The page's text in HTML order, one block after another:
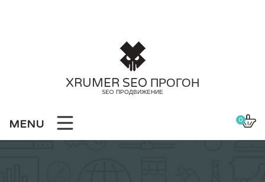
XRUMER SEO ПРОГОН
SEO ПРОДВИЖЕНИЕ
MENU 0